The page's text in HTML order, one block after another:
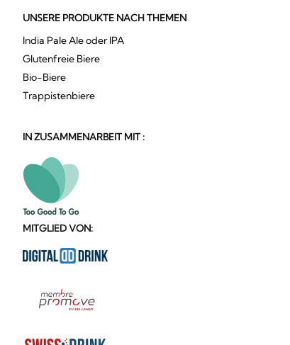
UNSERE PRODUKTE NACH THEMEN
India Pale Ale oder IPA
Glutenfreie Biere
Bio-Biere
Trappistenbiere
IN ZUSAMMENARBEIT MIT :
MITGLIED VON: